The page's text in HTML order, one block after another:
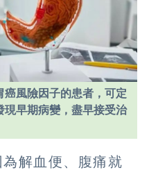
風險因子的患者，可定
現早期病變，盡早接受治
解血便、腹痛就